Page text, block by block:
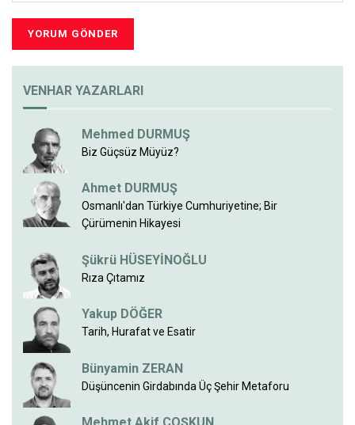
VENHAR YAZARLARI
Mehmed DURMUŞ
Biz Güçsüz Müyüz?
Ahmet DURMUŞ
Osmanlı'dan Türkiye Cumhuriyetine; Bir
Çürümenin Hikayesi
Şükrü HÜSEYİNOĞLU
Rıza Çıtamız
Yakup DÖĞER
Tarih, Hurafat ve Esatir
Bünyamin ZERAN
Düşüncenin Girdabında Üç Şehir Metaforu